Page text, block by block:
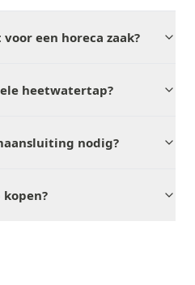
een horeca zaak?
heetwatertap?
nodig?